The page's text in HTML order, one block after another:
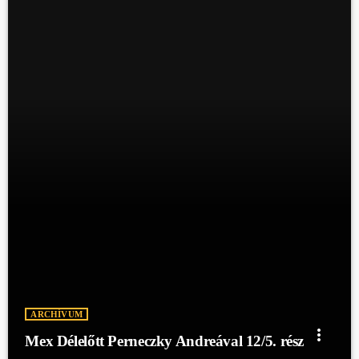
ARCHÍVUM
Mex Délelőtt Perneczky Andreával 12/5. rész more_vert